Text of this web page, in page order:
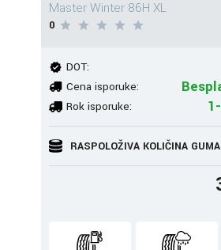
Master Winter 86H XL
0
DOT:
Cena isporuke:
Rok isporuke:
RASPOLOŽIVA KOLIČINA GUMA